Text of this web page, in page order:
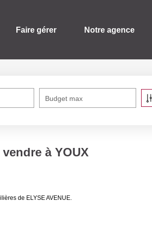
Faire gérer Notre agence
Budget max
à YOUX
de ELYSE AVENUE.